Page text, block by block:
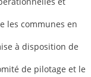
les communes en
à disposition de
de pilotage et le